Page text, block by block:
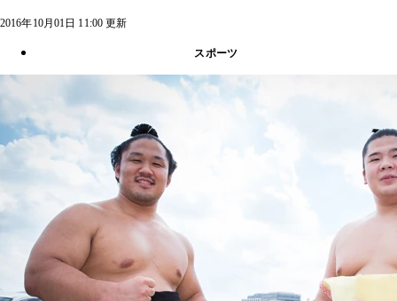
2016年10月01日 11:00 更新
スポーツ